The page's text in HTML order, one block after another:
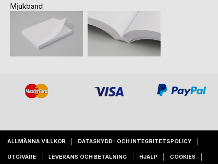
Mjukband
ALLMÄNNA VILLKOR DATASKYDD- OCH INTEGRITETSPOLICY
UTGIVARE LEVERANS OCH BETALNING HJÄLP COOKIES